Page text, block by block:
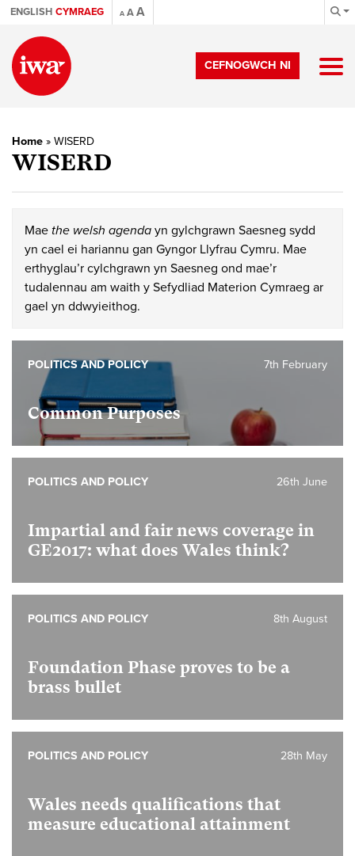
ENGLISH CYMRAEG A AA
CEFNOGWCH NI
Home » WISERD
WISERD
Mae the welsh agenda yn gylchgrawn Saesneg sydd
yn cael ei hariannu gan Gyngor Llyfrau Cymru. Mae
erthyglau’r cylchgrawn yn Saesneg ond mae’r
tudalennau am waith y Sefydliad Materion Cymraeg ar
gael yn ddwyieithog.
Common Purposes
7th February
POLITICS AND POLICY
Impartial and fair news coverage in
GE2017: what does Wales think?
26th June
POLITICS AND POLICY
Foundation Phase proves to be a
brass bullet
8th August
POLITICS AND POLICY
Wales needs qualifications that
measure educational attainment
28th May
POLITICS AND POLICY